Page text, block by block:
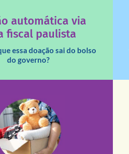
automática via
fiscal paulista
essa doação sai do bolso
do governo?
que os créditos das notas
às 17h30 (sextas até às
16h30).
fale conosco